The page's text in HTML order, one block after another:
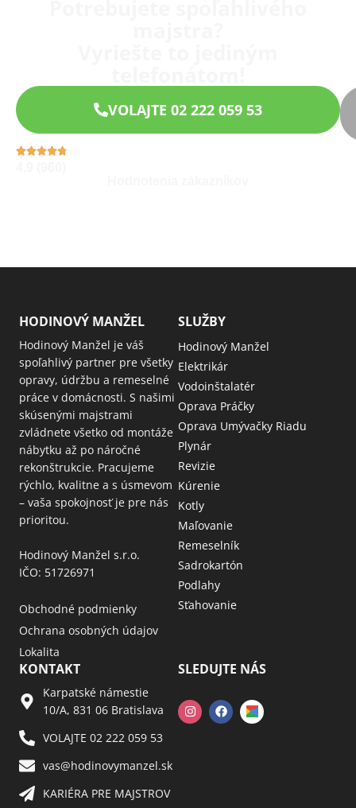
VOLAJTE 02 222 059 53
HODINOVÝ MANŽEL
Hodinový Manžel je váš
spoľahlivý partner pre všetky
opravy, údržbu a remeselné
práce v domácnosti. S našimi
skúsenými majstrami
zvládnete všetko od montáže
nábytku až po náročné
rekonštrukcie. Pracujeme
rýchlo, kvalitne a s úsmevom
– vaša spokojnosť je pre nás
prioritou.
Hodinový Manžel s.r.o.
IČO: 51726971
Obchodné podmienky
Ochrana osobných údajov
Lokalita
SLUŽBY
Hodinový Manžel
Elektrikár
Vodoinštalatér
Oprava Práčky
Oprava Umývačky Riadu
Plynár
Revizie
Kúrenie
Kotly
Maľovanie
Remeselník
Sadrokartón
Podlahy
Sťahovanie
KONTAKT
Karpatské námestie
10/A, 831 06 Bratislava
VOLAJTE 02 222 059 53​
vas@hodinovymanzel.sk​
KARIÉRA PRE MAJSTROV​
SLEDUJTE NÁS